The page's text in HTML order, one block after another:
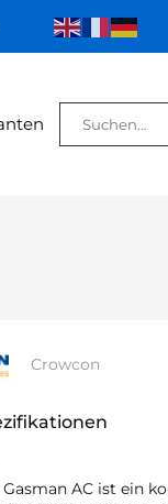
Suchen
nach:
Crowcon
AC ist ein